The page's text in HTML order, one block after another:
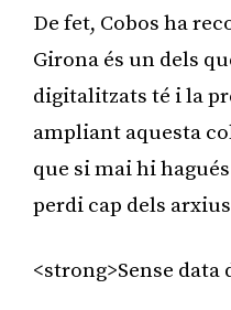
De fet, Cobos ha
Girona és un dels
digitalitzats té i la
ampliant aquesta
que si mai hi
perdi cap dels
<strong>Sense data